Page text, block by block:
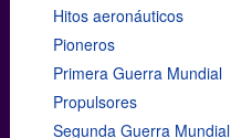
Hitos aeronáuticos
Pioneros
Primera Guerra Mundial
Propulsores
Segunda Guerra Mundial